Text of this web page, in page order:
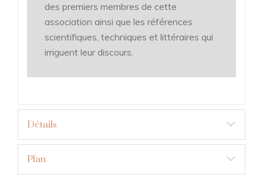
des premiers membres de cette
association ainsi que les références
scientifiques, techniques et littéraires qui
irriguent leur discours.
Détails
Plan